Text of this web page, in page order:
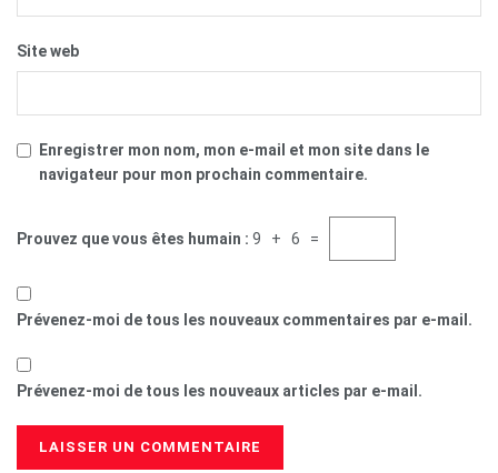
Site web
Enregistrer mon nom, mon e-mail et mon site dans le
navigateur pour mon prochain commentaire.
Prouvez que vous êtes humain : 9 + 6 =
Prévenez-moi de tous les nouveaux commentaires par e-mail.
Prévenez-moi de tous les nouveaux articles par e-mail.